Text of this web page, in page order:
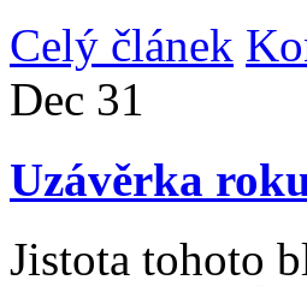
Celý článek
Dec 31
Uzávěrka
Jistota tohoto